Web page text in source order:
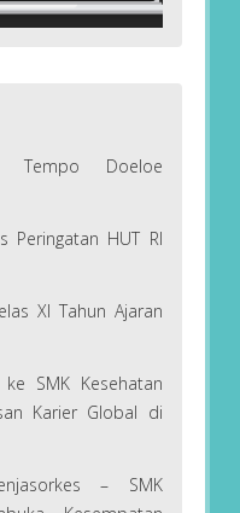
Tempo Doeloe
Peringatan HUT RI
XI Tahun Ajaran
ke SMK Kesehatan
Karier Global di
– SMK